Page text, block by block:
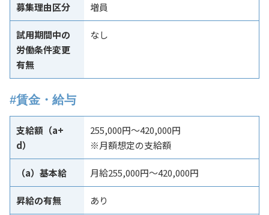
募集理由区分 増員
試用期間中の
労働条件変更
有無
なし
#賃金・給与
支給額（a+
d）
255,000円～420,000円
※月額想定の支給額
（a）基本給 月給255,000円～420,000円
昇給の有無 あり